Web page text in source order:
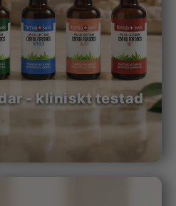
- kliniskt testad